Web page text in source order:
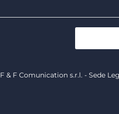
F & F Comunication s.r.l. - Sede